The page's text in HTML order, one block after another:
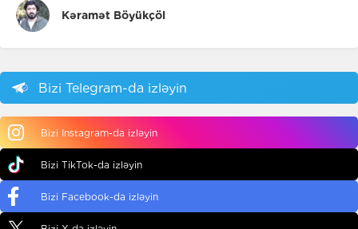
Kəramət Böyükçöl
Bizi Telegram-da izləyin
Bizi Instagram-da izləyin
Bizi TikTok-da izləyin
Bizi Facebook-da izləyin